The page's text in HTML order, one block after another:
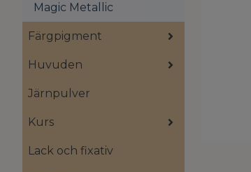
Magic Metallic
Färgpigment
Huvuden
Järnpulver
Kurs
Lack och fixativ